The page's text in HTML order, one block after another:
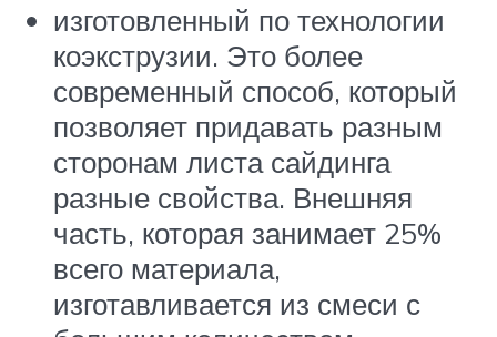
изготовленный по технологии
коэкструзии. Это более
современный способ, который
позволяет придавать разным
сторонам листа сайдинга
разные свойства. Внешняя
часть, которая занимает 25%
всего материала,
изготавливается из смеси с